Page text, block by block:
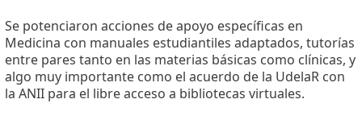
Se potenciaron acciones de apoyo específicas en
Medicina con manuales estudiantiles adaptados, tutorías
entre pares tanto en las materias básicas como clínicas, y
algo muy importante como el acuerdo de la UdelaR con
la ANII para el libre acceso a bibliotecas virtuales.